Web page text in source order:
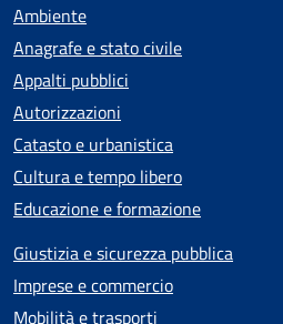
Ambiente
Anagrafe e stato civile
Appalti pubblici
Autorizzazioni
Catasto e urbanistica
Cultura e tempo libero
Educazione e formazione
Giustizia e sicurezza pubblica
Imprese e commercio
Mobilità e trasporti